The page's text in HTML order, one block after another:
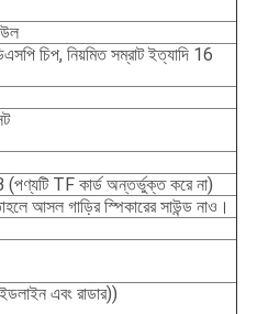
চিপ, নিয়মিত সম্রাট ইত্যাদি 16
(পণ্যটি TF কার্ড অন্তর্ভুক্ত করে না)
আসল গাড়ির স্পিকারের সাউন্ড নাও।
এবং রাডার))